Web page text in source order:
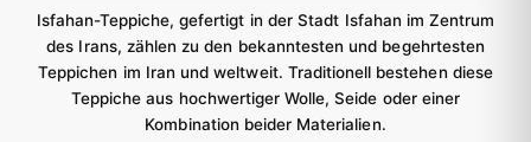
Isfahan-Teppiche, gefertigt in der Stadt Isfahan im Zentrum
des Irans, zählen zu den bekanntesten und begehrtesten
Teppichen im Iran und weltweit. Traditionell bestehen diese
Teppiche aus hochwertiger Wolle, Seide oder einer
Kombination beider Materialien.